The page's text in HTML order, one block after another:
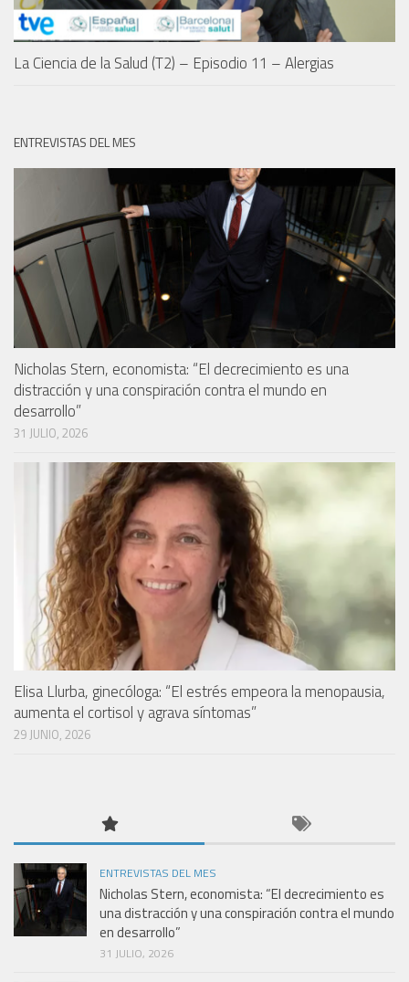
La Ciencia de la Salud (T2) – Episodio 11 – Alergias
ENTREVISTAS DEL MES
Nicholas Stern, economista: “El decrecimiento es una
distracción y una conspiración contra el mundo en
desarrollo”
31 JULIO, 2026
Elisa Llurba, ginecóloga: “El estrés empeora la menopausia,
aumenta el cortisol y agrava síntomas”
29 JUNIO, 2026
ENTREVISTAS DEL MES
Nicholas Stern, economista: “El decrecimiento es
una distracción y una conspiración contra el mundo
en desarrollo”
31 JULIO, 2026